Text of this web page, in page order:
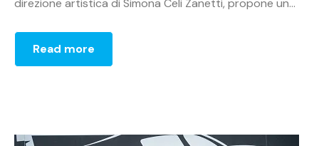
direzione artistica di Simona Celi Zanetti, propone un...
Read more